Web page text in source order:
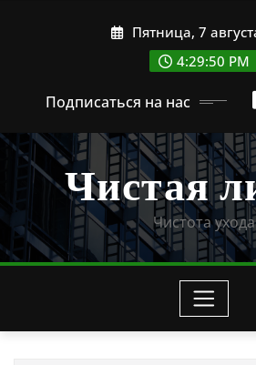
Пятница, 7
4:29:51 PM
Подписаться на нас
Чистая
Чистота ухода